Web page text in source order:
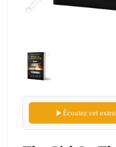
Écoutez cet